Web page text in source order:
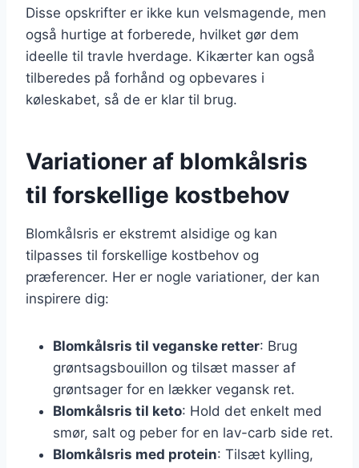
Disse opskrifter er ikke kun velsmagende, men
også hurtige at forberede, hvilket gør dem
ideelle til travle hverdage. Kikærter kan også
tilberedes på forhånd og opbevares i
køleskabet, så de er klar til brug.
Variationer af blomkålsris
til forskellige kostbehov
Blomkålsris er ekstremt alsidige og kan
tilpasses til forskellige kostbehov og
præferencer. Her er nogle variationer, der kan
inspirere dig:
Blomkålsris til veganske retter: Brug
grøntsagsbouillon og tilsæt masser af
grøntsager for en lækker vegansk ret.
Blomkålsris til keto: Hold det enkelt med
smør, salt og peber for en lav-carb side ret.
Blomkålsris med protein: Tilsæt kylling,